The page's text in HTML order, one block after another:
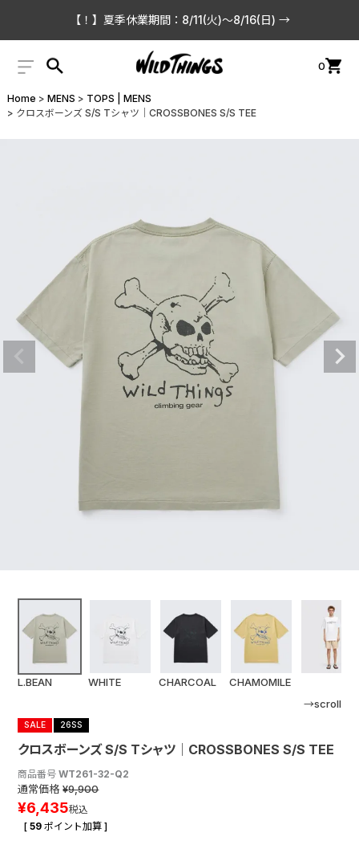
【！】夏季休業期間：8/11(火)〜8/16(日) →
0
Home MENS
TOPS | MENS
クロスボーンズ S/S Tシャツ│CROSSBONES S/S TEE
L.BEAN WHITE CHARCOAL
CHAMOMILE
→scroll
SALE 26SS
クロスボーンズ S/S Tシャツ│CROSSBONES S/S TEE
商品番号 WT261-32-Q2
通常価格 ¥9,900
¥6,435税込
[ 59 ポイント加算 ]